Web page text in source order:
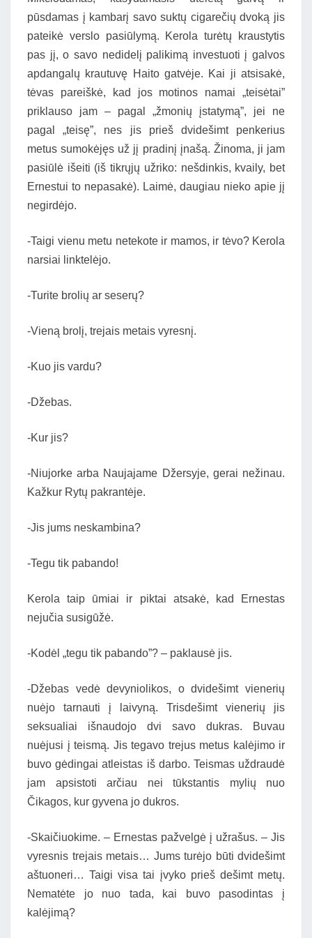
pūsdamas į kambarį savo suktų cigarečių dvoką jis
pateikė verslo pasiūlymą. Kerola turėtų kraustytis
pas jį, o savo nedidelį palikimą investuoti į galvos
apdangalų krautuvę Haito gatvėje. Kai ji atsisakė,
tėvas pareiškė, kad jos motinos namai „teisėtai”
priklauso jam – pagal „žmonių įstatymą”, jei ne
pagal „teisę”, nes jis prieš dvidešimt penkerius
metus sumokėjęs už jį pradinį įnašą. Žinoma, ji jam
pasiūlė išeiti (iš tikrųjų užriko: nešdinkis, kvaily, bet
Ernestui to nepasakė). Laimė, daugiau nieko apie jį
negirdėjo.
-Taigi vienu metu netekote ir mamos, ir tėvo? Kerola
narsiai linktelėjo.
-Turite brolių ar seserų?
-Vieną brolį, trejais metais vyresnį.
-Kuo jis vardu?
-Džebas.
-Kur jis?
-Niujorke arba Naujajame Džersyje, gerai nežinau.
Kažkur Rytų pakrantėje.
-Jis jums neskambina?
-Tegu tik pabando!
Kerola taip ūmiai ir piktai atsakė, kad Ernestas
nejučia susigūžė.
-Kodėl „tegu tik pabando”? – paklausė jis.
-Džebas vedė devyniolikos, o dvidešimt vienerių
nuėjo tarnauti į laivyną. Trisdešimt vienerių jis
seksualiai išnaudojo dvi savo dukras. Buvau
nuėjusi į teismą. Jis tegavo trejus metus kalėjimo ir
buvo gėdingai atleistas iš darbo. Teismas uždraudė
jam apsistoti arčiau nei tūkstantis mylių nuo
Čikagos, kur gyvena jo dukros.
-Skaičiuokime. – Ernestas pažvelgė į užrašus. – Jis
vyresnis trejais metais… Jums turėjo būti dvidešimt
aštuoneri… Taigi visa tai įvyko prieš dešimt metų.
Nematėte jo nuo tada, kai buvo pasodintas į
kalėjimą?